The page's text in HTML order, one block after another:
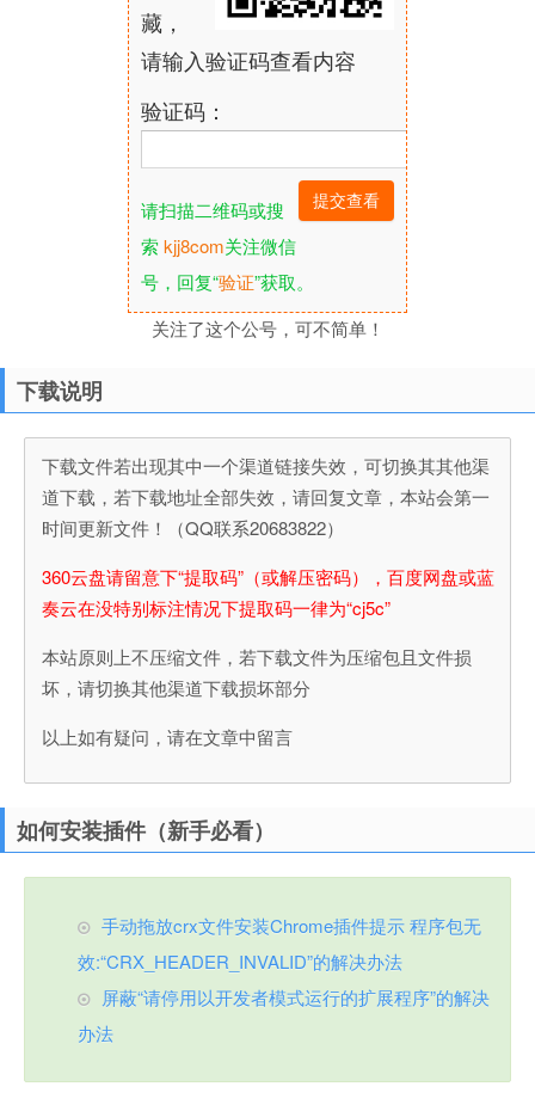
藏，
请输入验证码查看内容
验证码：
请扫描二维码或搜
索kjj8com关注微信
号，回复“验证”获取。
关注了这个公号，可不简单！
下载说明
下载文件若出现其中一个渠道链接失效，可切换其其他渠
道下载，若下载地址全部失效，请回复文章，本站会第一
时间更新文件！（QQ联系20683822）
360云盘请留意下“提取码”（或解压密码），百度网盘或蓝
奏云在没特别标注情况下提取码一律为“cj5c”
本站原则上不压缩文件，若下载文件为压缩包且文件损
坏，请切换其他渠道下载损坏部分
以上如有疑问，请在文章中留言
如何安装插件（新手必看）
手动拖放crx文件安装Chrome插件提示 程序包无
效:“CRX_HEADER_INVALID”的解决办法
屏蔽“请停用以开发者模式运行的扩展程序”的解决
办法